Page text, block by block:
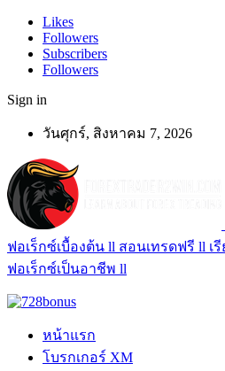
Likes
Followers
Subscribers
Followers
Sign in
วันศุกร์, สิงหาคม 7, 2026
ฟอเร็กซ์เบื้องต้น ll สอนเทรดฟรี ll เ
ฟอเร็กซ์เป็นอาชีพ ll
หน้าแรก
โบรกเกอร์ XM